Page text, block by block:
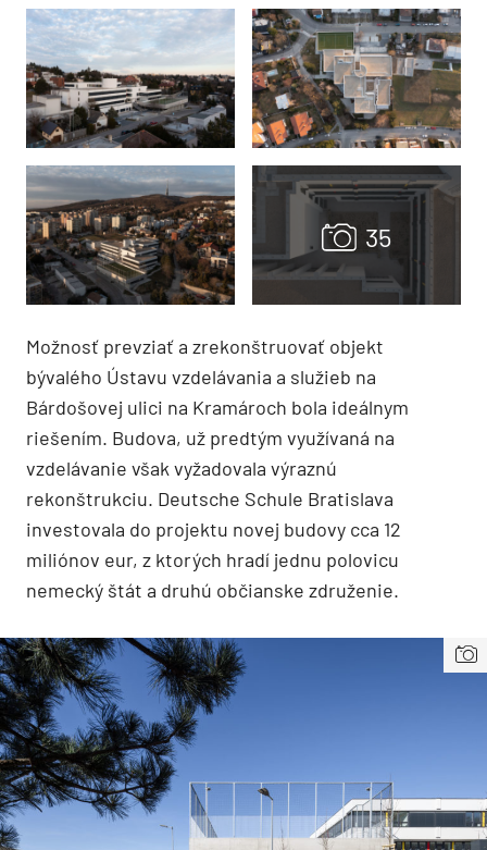
Možnosť prevziať a zrekonštruovať objekt
bývalého Ústavu vzdelávania a služieb na
Bárdošovej ulici na Kramároch bola ideálnym
riešením. Budova, už predtým využívaná na
vzdelávanie však vyžadovala výraznú
rekonštrukciu. Deutsche Schule Bratislava
investovala do projektu novej budovy cca 12
miliónov eur, z ktorých hradí jednu polovicu
nemecký štát a druhú občianske združenie.